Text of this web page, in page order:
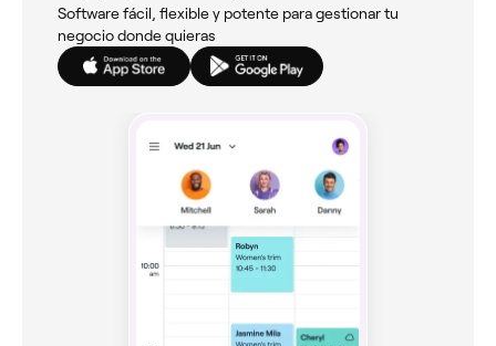
Software fácil, flexible y potente para gestionar tu
negocio donde quieras